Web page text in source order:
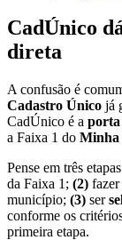
CadÚnico
direta
A confusão é
Cadastro Único já
CadÚnico é a porta
a Faixa 1 do Minha
Pense em três
da Faixa 1; (2) fazer
município; (3) ser
conforme os
primeira etapa.